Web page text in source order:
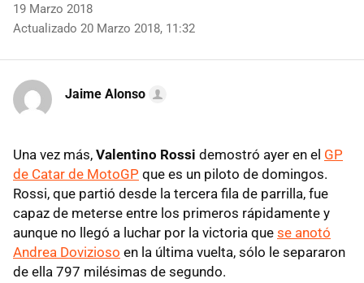
19 Marzo 2018
Actualizado 20 Marzo 2018, 11:32
Jaime Alonso
Una vez más, Valentino Rossi demostró ayer en el GP
de Catar de MotoGP que es un piloto de domingos.
Rossi, que partió desde la tercera fila de parrilla, fue
capaz de meterse entre los primeros rápidamente y
aunque no llegó a luchar por la victoria que se anotó
Andrea Dovizioso en la última vuelta, sólo le separaron
de ella 797 milésimas de segundo.